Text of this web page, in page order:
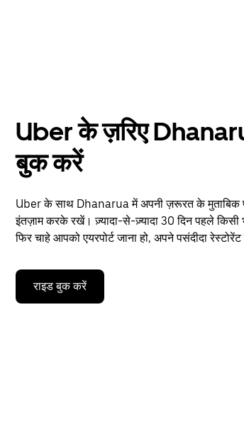
Uber के ज़रिए
बुक करें
Uber के साथ Dhanarua में अपनी ज़रूरत के मुताबिक
इंतज़ाम करके रखें। ज़्यादा-से-ज़्यादा 30 दिन पहले किसी
फिर चाहे आपको एयरपोर्ट जाना हो, अपने पसंदीदा
राइड बुक करें